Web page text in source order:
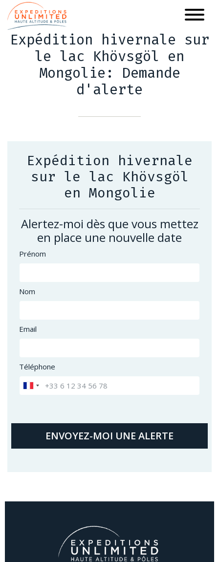
Aller
au
contenu
principal
Expédition hivernale sur
le lac Khövsgöl en
Mongolie: Demande
d'alerte
Expédition hivernale
sur le lac Khövsgöl
en Mongolie
Alertez-moi dès que vous mettez
en place une nouvelle date
Prénom
Nom
Email
Téléphone
ENVOYEZ-MOI UNE ALERTE